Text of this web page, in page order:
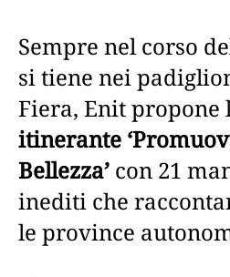
Sempre nel corso
si tiene nei
Fiera, Enit propone
itinerante
Bellezza’ con 21
inediti che
le province